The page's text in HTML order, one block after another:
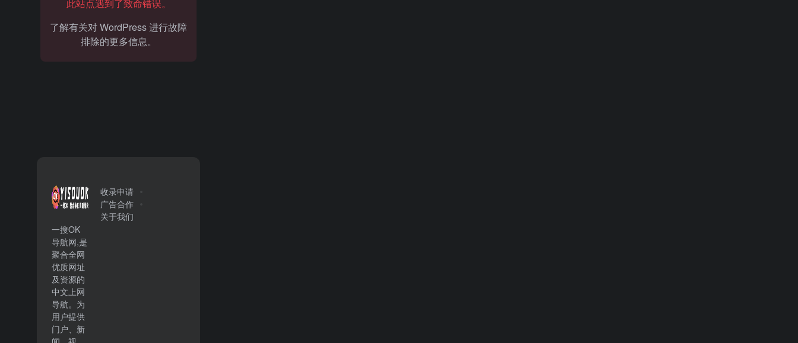
此站点遇到了致命错误。
了解有关对 WordPress 进行故障
排除的更多信息。
一搜OK
导航网,是
聚合全网
优质网址
及资源的
中文上网
导航。为
用户提供
门户、新
收录申请
广告合作
关于我们